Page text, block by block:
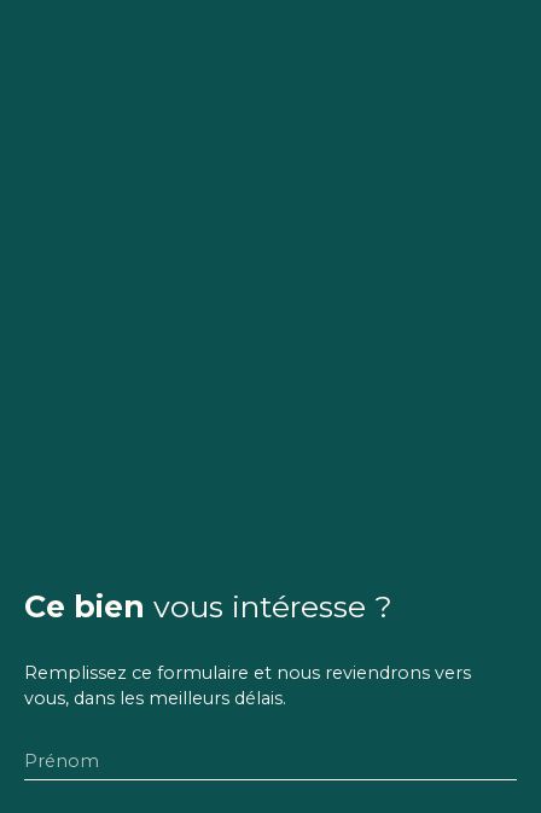
Ce bien vous intéresse ?
Remplissez ce formulaire et nous reviendrons vers
vous, dans les meilleurs délais.
Prénom